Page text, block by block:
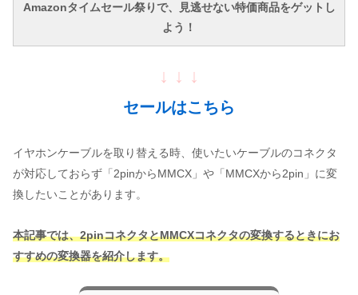
Amazonタイムセール祭りで、見逃せない特価商品をゲットし
よう！
↓ ↓ ↓
セールはこちら
イヤホンケーブルを取り替える時、使いたいケーブルのコネクタ
が対応しておらず「2pinからMMCX」や「MMCXから2pin」に変
換したいことがあります。
本記事では、2pinコネクタとMMCXコネクタの変換するときにお
すすめの変換器を紹介します。